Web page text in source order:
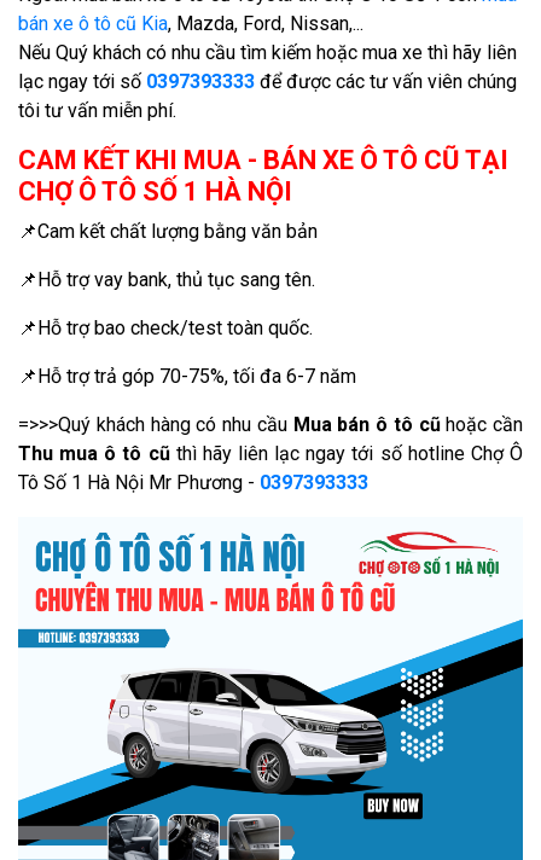
bán xe ô tô cũ Kia, Mazda, Ford, Nissan,...
Nếu Quý khách có nhu cầu tìm kiếm hoặc mua xe thì hãy liên
lạc ngay tới số 0397393333 để được các tư vấn viên chúng
tôi tư vấn miễn phí.
CAM KẾT KHI MUA - BÁN XE Ô TÔ CŨ TẠI
CHỢ Ô TÔ SỐ 1 HÀ NỘI
📌Cam kết chất lượng bằng văn bản
📌Hỗ trợ vay bank, thủ tục sang tên.
📌Hỗ trợ bao check/test toàn quốc.
📌Hỗ trợ trả góp 70-75%, tối đa 6-7 năm
=>>>Quý khách hàng có nhu cầu Mua bán ô tô cũhoặc cần
Thu mua ô tô cũthì hãy liên lạc ngay tới số hotline Chợ Ô
Tô Số 1 Hà Nội Mr Phương - 0397393333